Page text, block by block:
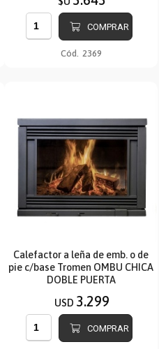
COMPRAR
Cód. 2369
Calefactor a leña de emb. o de
pie c/base Tromen OMBU CHICA
DOBLE PUERTA
USD 3.299
COMPRAR